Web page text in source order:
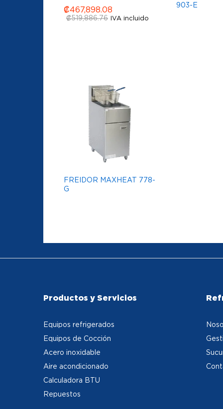
₡467,898.08
₡519,886.76 IVA incluido
₡467,898.08
₡519,886.76
903-E
FREIDOR MAXHEAT 778-
G
Productos y Servicios
Equipos refrigerados
Equipos de Cocción
Acero inoxidable
Aire acondicionado
Calculadora BTU
Repuestos